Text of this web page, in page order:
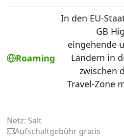
Internet, TV, Telefon
Kombi-Angebote
Aktionen
Roaming
In den EU-
GB
eingehende
Ländern in
zwischen
Travel-Zone
Netz: Salt
Aufschaltgebühr gratis